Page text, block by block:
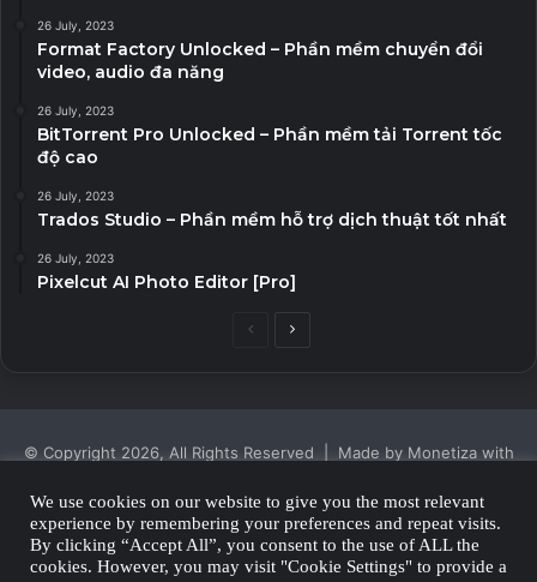
26 July, 2023
Format Factory Unlocked – Phần mềm chuyển đổi
video, audio đa năng
26 July, 2023
BitTorrent Pro Unlocked – Phần mềm tải Torrent tốc
độ cao
26 July, 2023
Trados Studio – Phần mềm hỗ trợ dịch thuật tốt nhất
26 July, 2023
Pixelcut AI Photo Editor [Pro]
PreviousNext
© Copyright 2026, All Rights Reserved | Made by Monetiza with
Privacy Policy
We use cookies on our website to give you the most relevant
experience by remembering your preferences and repeat visits.
By clicking “Accept All”, you consent to the use of ALL the
cookies. However, you may visit "Cookie Settings" to provide a